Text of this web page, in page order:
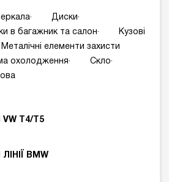
Диски·
в багажник та салон· Кузові
елементи захисти
охолодження· Скло·
VW 4/ 5
ЛІНІЇ BMW